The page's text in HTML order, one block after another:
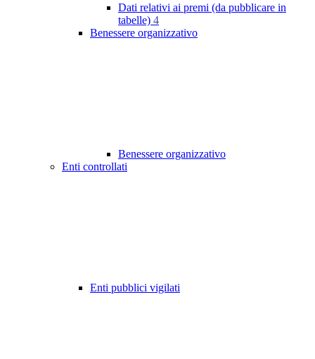
Dati relativi ai premi (da pubblicare in
tabelle) 4
Benessere organizzativo
Benessere organizzativo
Enti controllati
Enti pubblici vigilati